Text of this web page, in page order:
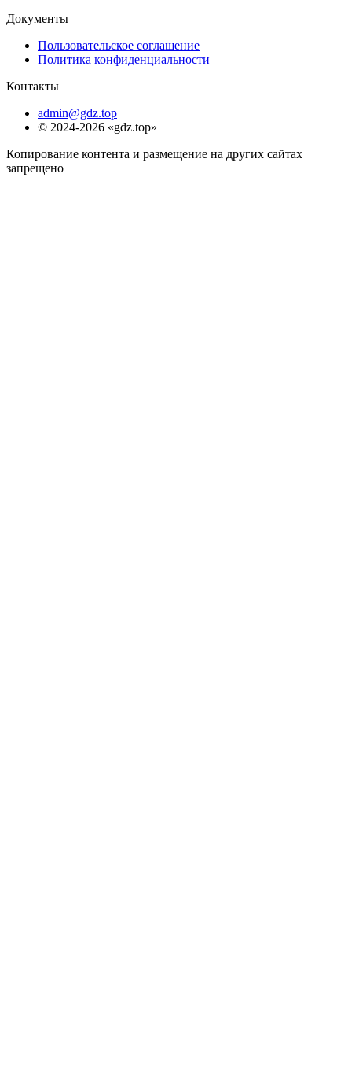
Документы
Пользовательское соглашение
Политика конфиденциальности
Контакты
admin@gdz.top
© 2024-2026 «gdz.top»
Копирование контента и размещение на других сайтах
запрещено